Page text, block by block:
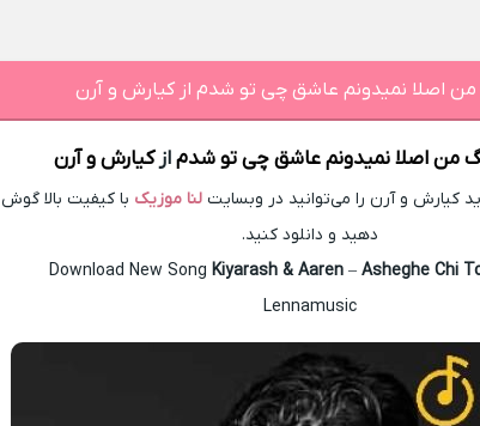
من اصلا نمیدونم عاشق چی تو شدم از کیارش و آرن
من اصلا نمیدونم عاشق چی تو شدمازکیارش و آرن
کیارش و آرن را می‌توانید در وبسایتلنا موزیک با کیفیت بالا گوش
دهید و دانلود کنید.
Download New Song Kiyarash & Aaren– Asheghe Chi
Lennamusic